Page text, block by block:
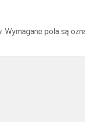
Wymagane pola są